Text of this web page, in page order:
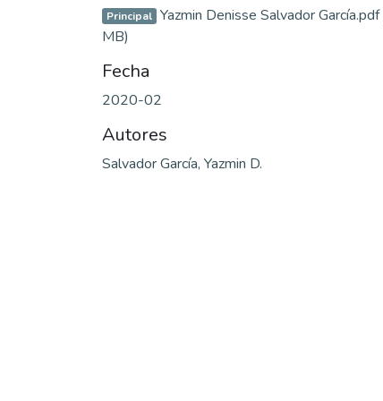
Principal Yazmin Denisse Salvador García.pdf
MB)
Fecha
2020-02
Autores
Salvador García, Yazmin D.